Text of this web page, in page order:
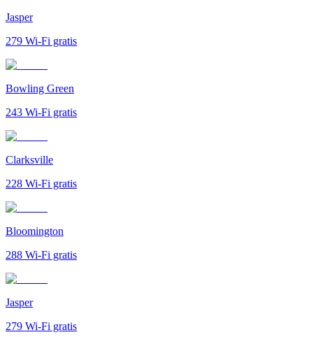
Jasper
279 Wi-Fi gratis
Bowling Green
243 Wi-Fi gratis
Clarksville
228 Wi-Fi gratis
Bloomington
288 Wi-Fi gratis
Jasper
279 Wi-Fi gratis